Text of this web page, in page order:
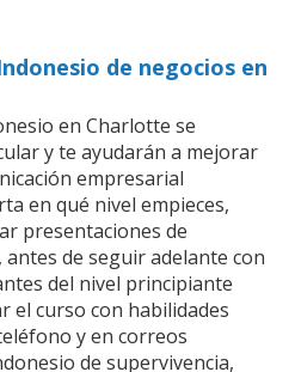
de negocios en
en Charlotte se
y te ayudarán a mejorar
empresarial
en qué nivel empieces,
presentaciones de
de seguir adelante con
del nivel principiante
el curso con habilidades
y en correos
de supervivencia,